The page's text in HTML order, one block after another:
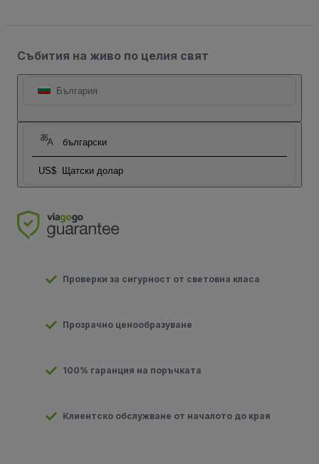
Събития на живо по целия свят
България
български
US$ Щатски долар
Проверки за сигурност от световна класа
Прозрачно ценообразуване
100% гаранция на поръчката
Клиентско обслужване от началото до края